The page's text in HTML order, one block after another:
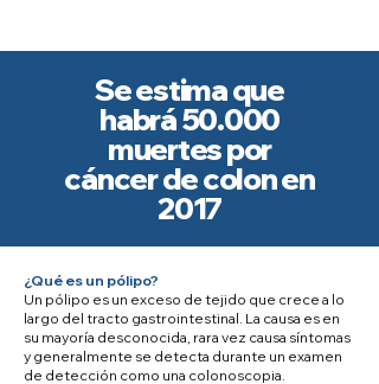
Se estima que
habrá 50.000
muertes por
cáncer de colon en
2017
¿Qué es un pólipo?
Un pólipo es un exceso de tejido que crece a lo
largo del tracto gastrointestinal. La causa es en
su mayoría desconocida, rara vez causa síntomas
y generalmente se detecta durante un examen
de detección como una colonoscopia.